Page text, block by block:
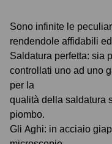
Sono infinite le
rendendole affidabili
Saldatura perfetta: sia
controllati uno ad uno
per la
qualità della saldatura
piombo.
Gli Aghi: in acciaio